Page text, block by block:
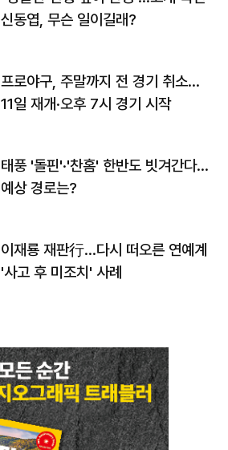
신동엽, 무슨 일이길래?
프로야구, 주말까지 전 경기 취소…
11일 재개·오후 7시 경기 시작
태풍 '돌핀'·'찬홈' 한반도 빗겨간다…
예상 경로는?
이재룡 재판行…다시 떠오른 연예계
'사고 후 미조치' 사례